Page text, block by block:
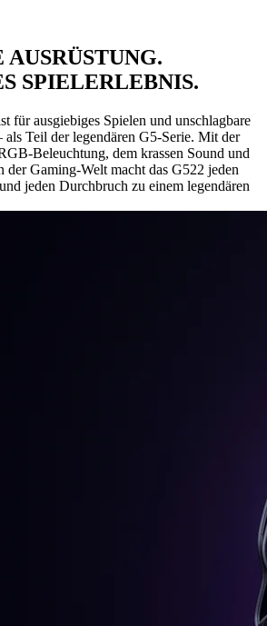
SPIELERLEBNIS.
für ausgiebiges Spielen und unschlagbare
als Teil der legendären G5-Serie. Mit der
Beleuchtung, dem krassen Sound und
der Gaming-Welt macht das G522 jeden
jeden Durchbruch zu einem legendären